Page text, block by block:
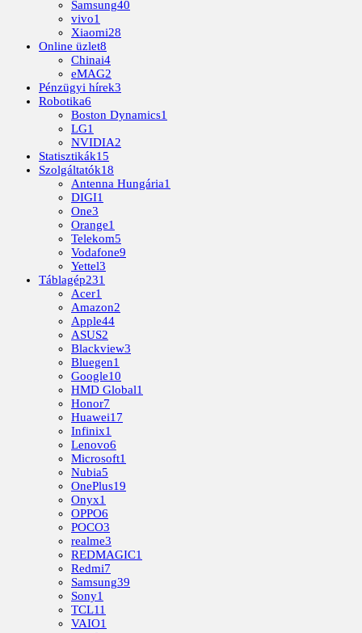
Samsung40
vivo1
Xiaomi28
Online üzlet8
Chinai4
eMAG2
Pénzügyi hírek3
Robotika6
Boston Dynamics1
LG1
NVIDIA2
Statisztikák15
Szolgáltatók18
Antenna Hungária1
DIGI1
One3
Orange1
Telekom5
Vodafone9
Yettel3
Táblagép231
Acer1
Amazon2
Apple44
ASUS2
Blackview3
Bluegen1
Google10
HMD Global1
Honor7
Huawei17
Infinix1
Lenovo6
Microsoft1
Nubia5
OnePlus19
Onyx1
OPPO6
POCO3
realme3
REDMAGIC1
Redmi7
Samsung39
Sony1
TCL11
VAIO1